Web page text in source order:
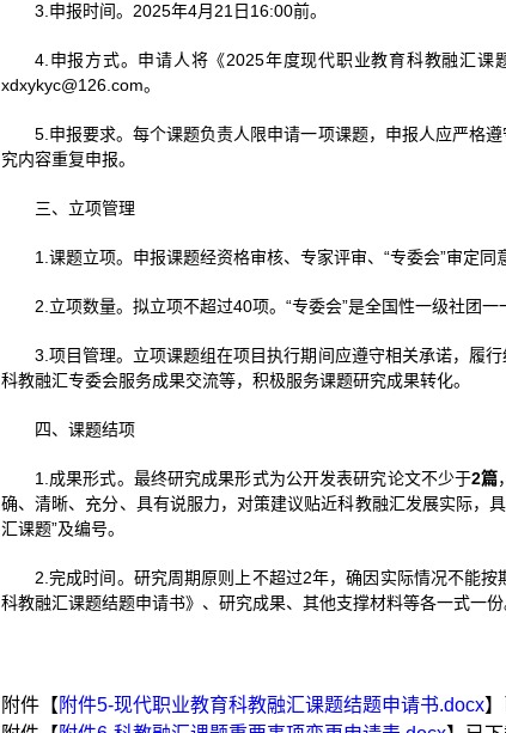
3.申报时间。2025年4月21日16:00前。
4.申报方式。申请人将《2025年度现代职业教育科教融汇
xdxykyc@126.com。
5.申报要求。每个课题负责人限申请一项课题，申报人应严格
究内容重复申报。
三、立项管理
1.课题立项。申报课题经资格审核、专家评审、“专委会”审定同
2.立项数量。拟立项不超过40项。“专委会”是全国性一级社团
3.项目管理。立项课题组在项目执行期间应遵守相关承诺，履
科教融汇专委会服务成果交流等，积极服务课题研究成果转化。
四、课题结项
1.成果形式。最终研究成果形式为公开发表研究论文不少于2篇
确、清晰、充分、具有说服力，对策建议贴近科教融汇发展实际，
汇课题”及编号。
2.完成时间。研究周期原则上不超过2年，确因实际情况不能
科教融汇课题结题申请书》、研究成果、其他支撑材料等各一式一份
附件【 附件5-现代职业教育科教融汇课题结题申请书.docx